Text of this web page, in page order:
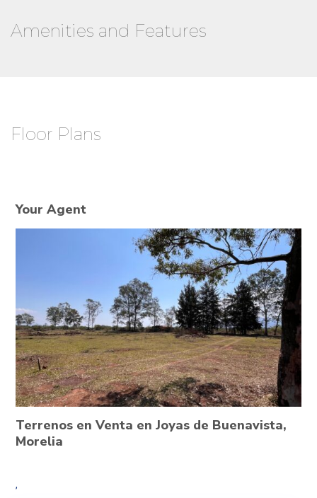
Amenities and Features
Floor Plans
Your Agent
Terrenos en Venta en Joyas de Buenavista,
Morelia
,